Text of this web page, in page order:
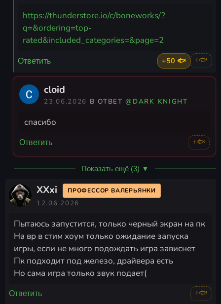
https://thunderstore.io/c/boneworks/?
q=&ordering=top-
rated&included_categories=&page=2
Ответить +50 🐟 +🐟
cloid
23.06.2026 В ОТВЕТ@DARK KNIGHT
спасибо
Ответить +🐟
Показать ещё (3) ▼
XXxi ПРОФЕССОР ВАЛЕРЬЯНКИ
12.06.2026
Пытаюсь запустится, только черный экран на пк
На вр в стим хоум только ожидание запуска
игры, если не много подождать игра зависнет
Пк подходит под железо, драйвера есть
Но сама игра только звук подает(
Ответить +🐟